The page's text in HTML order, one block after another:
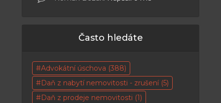
Často hledáte
Advokátní úschova (388)
Daň z nabytí nemovitosti - zrušení(5)
Daň z prodeje nemovitosti (1)